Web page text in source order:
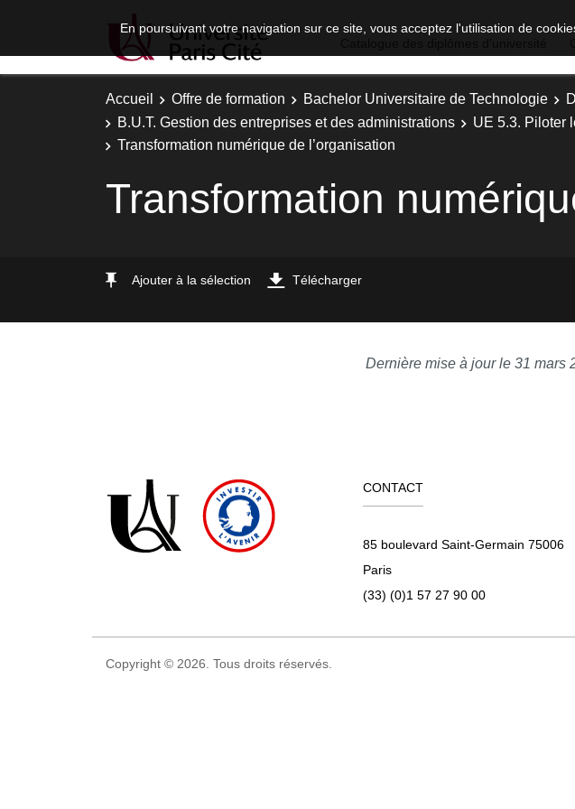
En poursuivant votre navigation sur ce site, vous acceptez l'utilisation de
Accueil Offre de formation Bachelor Universitaire de Technologie
B.U.T. Gestion des entreprises et des administrations
UE 5.3. Piloter
Transformation numérique de l’organisation
Transformation
Ajouter à la sélection Télécharger
Dernière mise à jour le 31 mars
CONTACT
85 boulevard Saint-Germain 75006
Paris
(33) (0)1 57 27 90 00
Copyright © 2026. Tous droits réservés.